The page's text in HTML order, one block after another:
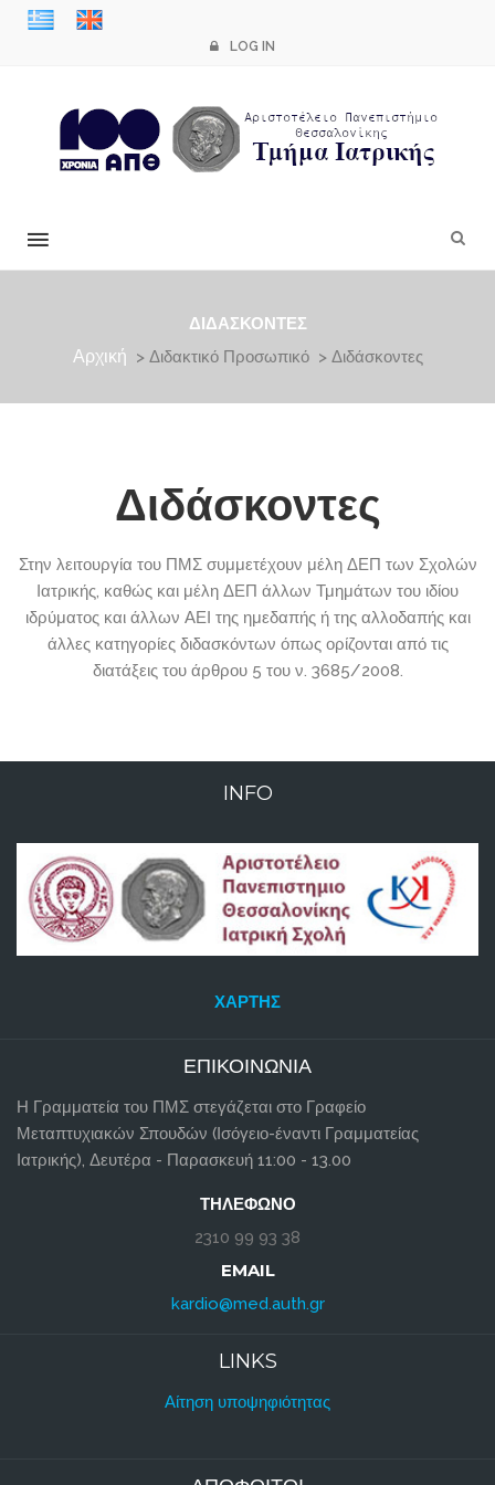
LOG IN
×
ΔΙΔΆΣΚΟΝΤΕΣ
Αρχική > Διδακτικό Προσωπικό > Διδάσκοντες
Διδάσκοντες
Στην λειτουργία του ΠΜΣ συμμετέχουν μέλη ΔΕΠ των Σχολών
Ιατρικής, καθώς και μέλη ΔΕΠ άλλων Τμημάτων του ιδίου
ιδρύματος και άλλων ΑΕΙ της ημεδαπής ή της αλλοδαπής και
άλλες κατηγορίες διδασκόντων όπως ορίζονται από τις
διατάξεις του άρθρου 5 του ν. 3685/2008.
INFO
ΧΆΡΤΗΣ
ΕΠΙΚΟΙΝΩΝΊΑ
Η Γραμματεία του ΠΜΣ στεγάζεται στο Γραφείο
Μεταπτυχιακών Σπουδών (Ισόγειο-έναντι Γραμματείας
Ιατρικής), Δευτέρα - Παρασκευή 11:00 - 13.00
ΤΗΛΈΦΩΝΟ
2310 99 93 38
EMAIL
kardio@med.auth.gr
LINKS
Αίτηση υποψηφιότητας